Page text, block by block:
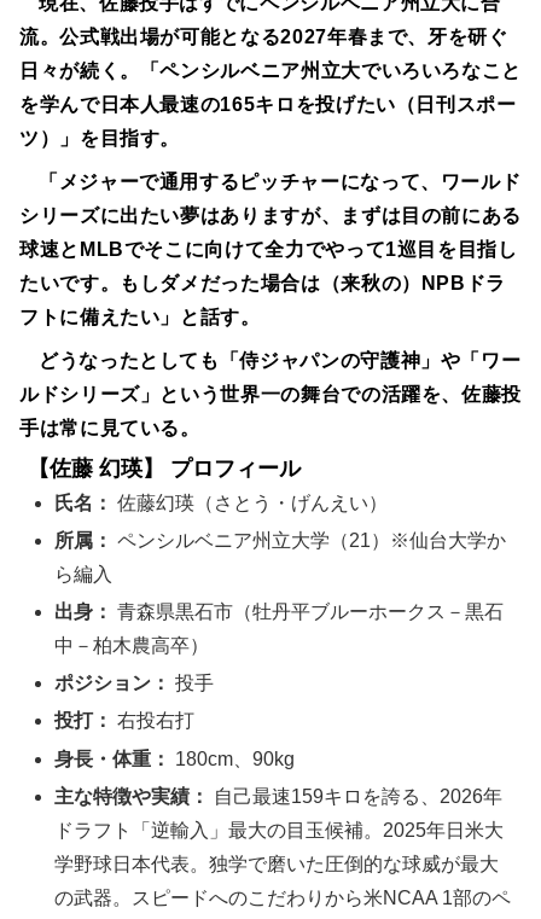
流。公式戦出場が可能となる2027年春まで、牙を研ぐ
日々が続く。「ペンシルベニア州立大でいろいろなこと
を学んで日本人最速の165キロを投げたい（日刊スポー
ツ）」を目指す。
「メジャーで通用するピッチャーになって、ワールド
シリーズに出たい夢はありますが、まずは目の前にある
球速とMLBでそこに向けて全力でやって1巡目を目指し
たいです。もしダメだった場合は（来秋の）NPBドラ
フトに備えたい」と話す。
どうなったとしても「侍ジャパンの守護神」や「ワー
ルドシリーズ」という世界一の舞台での活躍を、佐藤投
手は常に見ている。
【佐藤 幻瑛】 プロフィール
氏名： 佐藤幻瑛（さとう・げんえい）
所属： ペンシルベニア州立大学（21）※仙台大学か
ら編入
出身： 青森県黒石市（牡丹平ブルーホークス－黒石
中－柏木農高卒）
ポジション： 投手
投打： 右投右打
身長・体重：
180cm、90kg
主な特徴や実績：
自己最速159キロを誇る、2026年
ドラフト「逆輸入」最大の目玉候補。2025年日米大
学野球日本代表。独学で磨いた圧倒的な球威が最大
の武器。スピードへのこだわりから米NCAA 1部のペ